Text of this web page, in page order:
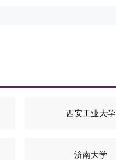
西安工业大学
济南大学